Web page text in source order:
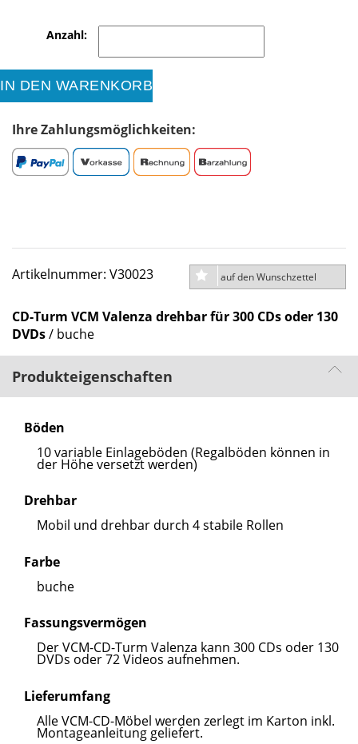
Anzahl:
IN DEN WARENKORB
Ihre Zahlungsmöglichkeiten:
Artikelnummer: V30023 auf den Wunschzettel
CD-Turm VCM Valenza drehbar für 300 CDs oder 130
DVDs/ buche
Produkteigenschaften
Böden
10 variable Einlageböden (Regalböden können in
der Höhe versetzt werden)
Drehbar
Mobil und drehbar durch 4 stabile Rollen
Farbe
buche
Fassungsvermögen
Der VCM-CD-Turm Valenza kann 300 CDs oder 130
DVDs oder 72 Videos aufnehmen.
Lieferumfang
Alle VCM-CD-Möbel werden zerlegt im Karton inkl.
Montageanleitung geliefert.